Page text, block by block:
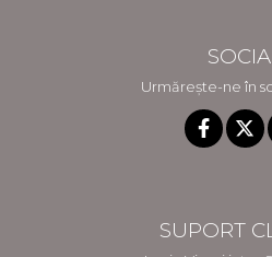
Urmărește-ne în
SUPORT